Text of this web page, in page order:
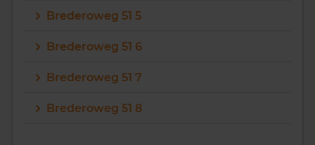
Brederoweg 51 5
Brederoweg 51 6
Brederoweg 51 7
Brederoweg 51 8